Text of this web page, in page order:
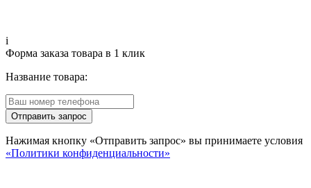
i
Форма заказа товара в 1 клик
Название товара:
Отправить запрос
Нажимая кнопку «Отправить запрос» вы принимаете условия
«Политики конфиденциальности»